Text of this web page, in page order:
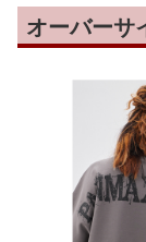
オーバーサ